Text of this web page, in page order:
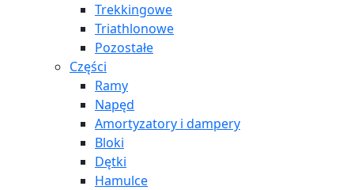
Trekkingowe
Triathlonowe
Pozostałe
Części
Ramy
Napęd
Amortyzatory i dampery
Bloki
Dętki
Hamulce